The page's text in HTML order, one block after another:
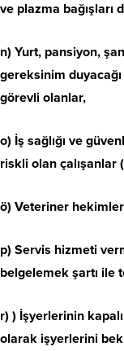
ve plazma bağışları
n) Yurt, pansiyon,
gereksinim
görevli olanlar,
o) İş sağlığı ve
riskli olan çalışanlar
ö) Veteriner
p) Servis hizmeti
belgelemek şartı ile
r) ) İşyerlerinin
olarak işyerlerini